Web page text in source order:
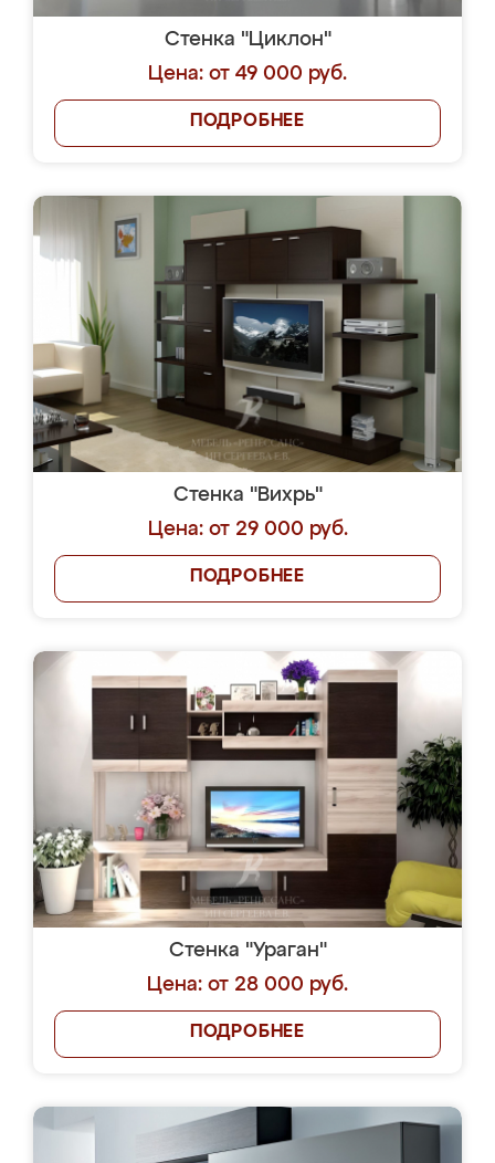
Стенка "Циклон"
Цена: от 49 000 руб.
ПОДРОБНЕЕ
Стенка "Вихрь"
Цена: от 29 000 руб.
ПОДРОБНЕЕ
Стенка "Ураган"
Цена: от 28 000 руб.
ПОДРОБНЕЕ